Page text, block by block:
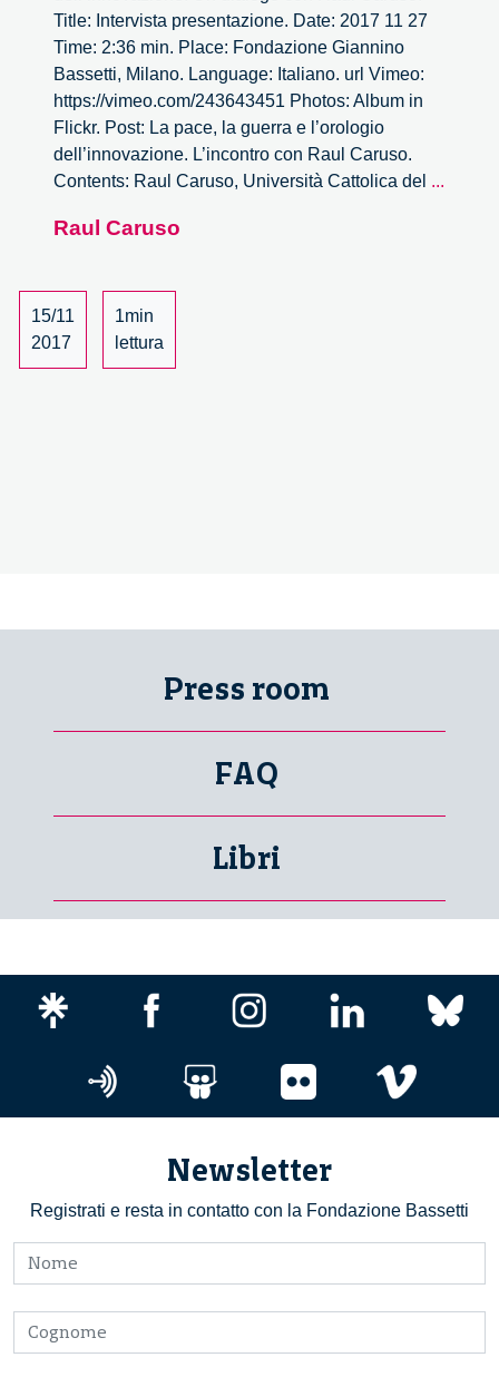
Title: Intervista presentazione. Date: 2017 11 27
Time: 2:36 min. Place: Fondazione Giannino
Bassetti, Milano. Language: Italiano. url Vimeo:
https://vimeo.com/243643451 Photos: Album in
Flickr. Post: La pace, la guerra e l’orologio
dell’innovazione. L’incontro con Raul Caruso.
Contents: Raul Caruso, Università Cattolica del ...
Raul Caruso
15/11
2017
1min
lettura
Press room
FAQ
Libri
Newsletter
Registrati e resta in contatto con la Fondazione Bassetti